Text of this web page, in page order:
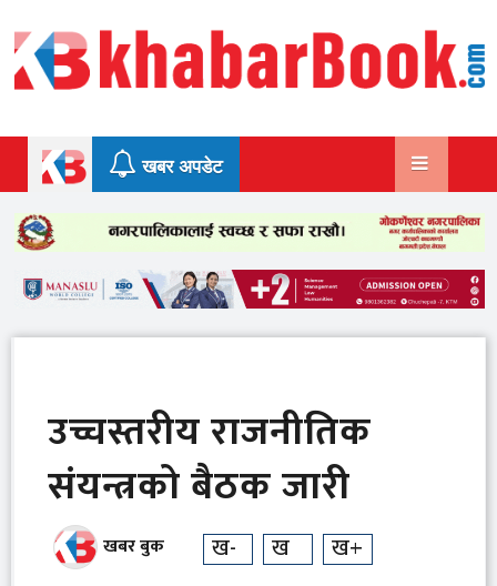
to
content
खबर अपडेट
उच्चस्तरीय राजनीतिक
संयन्त्रको बैठक जारी
खबर बुक ख- ख ख+